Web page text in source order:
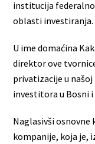
institucija
oblasti investiranja.
U ime domaćina
direktor ove
privatizacije u
investitora u Bosni
Naglasivši
kompanije, koja je,